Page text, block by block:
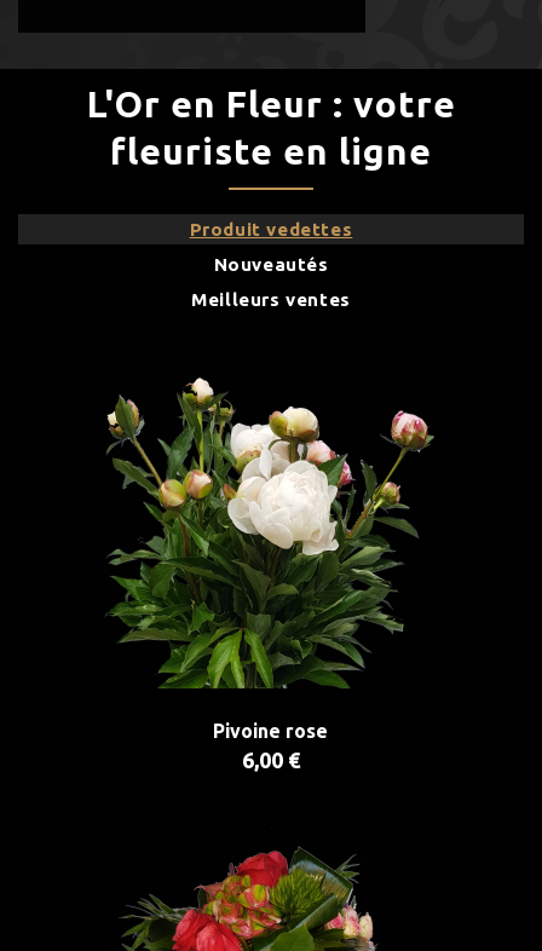
L'Or en Fleur : votre
fleuriste en ligne
Produit vedettes
Nouveautés
Meilleurs ventes
Pivoine rose
6,00 €